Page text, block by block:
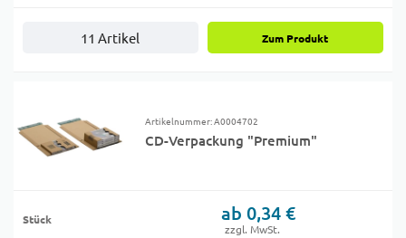
11 Artikel Zum Produkt
Artikelnummer: A0004702
CD-Verpackung "Premium"
Stück ab 0,34 €
zzgl. MwSt.